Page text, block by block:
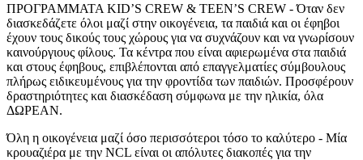
ΠΡΟΓΡΑΜΜΑΤΑ KID’S CREW & TEEN’S CREW - Όταν δεν
διασκεδάζετε όλοι μαζί στην οικογένεια, τα παιδιά και οι έφηβοι
έχουν τους δικούς τους χώρους για να συχνάζουν και να γνωρίσουν
καινούργιους φίλους. Τα κέντρα που είναι αφιερωμένα στα παιδιά
και στους έφηβους, επιβλέπονται από επαγγελματίες σύμβουλους
πλήρως ειδικευμένους για την φροντίδα των παιδιών. Προσφέρουν
δραστηριότητες και διασκέδαση σύμφωνα με την ηλικία, όλα
ΔΩΡΕΑΝ.
Όλη η οικογένεια μαζί όσο περισσότεροι τόσο το καλύτερο - Μία
κρουαζιέρα με την NCL είναι οι απόλυτες διακοπές για την